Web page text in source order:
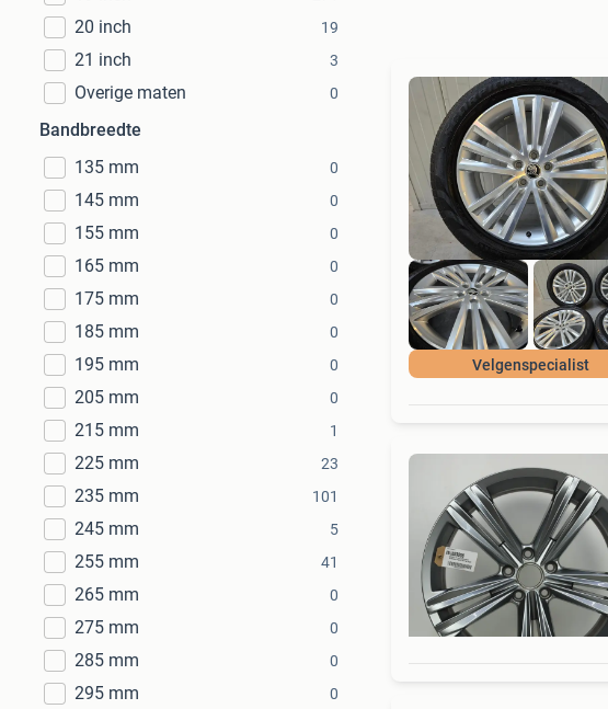
20 inch 19
21 inch 3
Overige maten 0
Bandbreedte
135 mm
0
145 mm 0
155 mm 0
165 mm 0
175 mm 0
185 mm 0
195 mm 0
205 mm 0
215 mm 1
225 mm 23
235 mm 101
245 mm 5
255 mm 41
265 mm 0
275 mm 0
285 mm 0
295 mm 0
Velgenspecialist